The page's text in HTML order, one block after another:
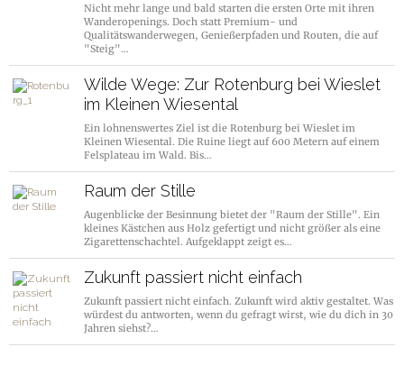
Nicht mehr lange und bald starten die ersten Orte mit ihren
Wanderopenings. Doch statt Premium- und
Qualitätswanderwegen, Genießerpfaden und Routen, die auf
"Steig"…
Wilde Wege: Zur Rotenburg bei Wieslet
im Kleinen Wiesental
Ein lohnenswertes Ziel ist die Rotenburg bei Wieslet im
Kleinen Wiesental. Die Ruine liegt auf 600 Metern auf einem
Felsplateau im Wald. Bis…
Raum der Stille
Augenblicke der Besinnung bietet der "Raum der Stille". Ein
kleines Kästchen aus Holz gefertigt und nicht größer als eine
Zigarettenschachtel. Aufgeklappt zeigt es…
Zukunft passiert nicht einfach
Zukunft passiert nicht einfach. Zukunft wird aktiv gestaltet. Was
würdest du antworten, wenn du gefragt wirst, wie du dich in 30
Jahren siehst?…